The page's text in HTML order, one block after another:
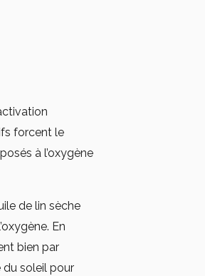
forcent le
à l’oxygène
de lin sèche
En
bien par
du soleil pour